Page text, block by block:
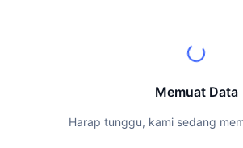
Memuat Data
Harap tunggu, kami sedang